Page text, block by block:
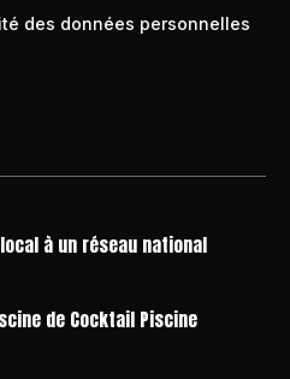
des données personnelles
à un réseau national
de Cocktail Piscine